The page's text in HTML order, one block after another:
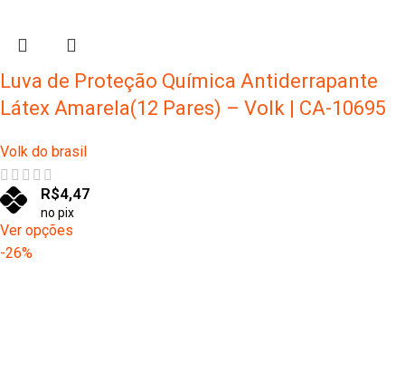
Luva de Proteção Química Antiderrapante
Látex Amarela(12 Pares) – Volk | CA-10695
Volk do brasil
R$4,47
no pix
Ver opções
-26%